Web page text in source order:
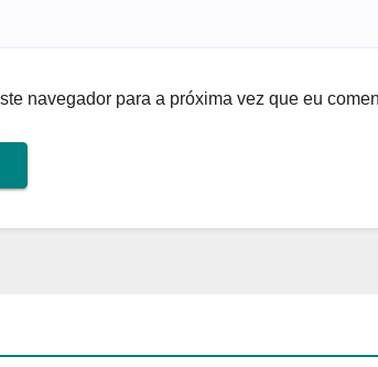
navegador para a próxima vez que eu